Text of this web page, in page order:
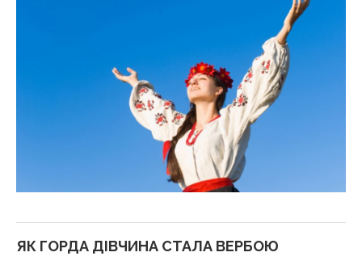
ЯК ГОРДА ДІВЧИНА СТАЛА ВЕРБОЮ